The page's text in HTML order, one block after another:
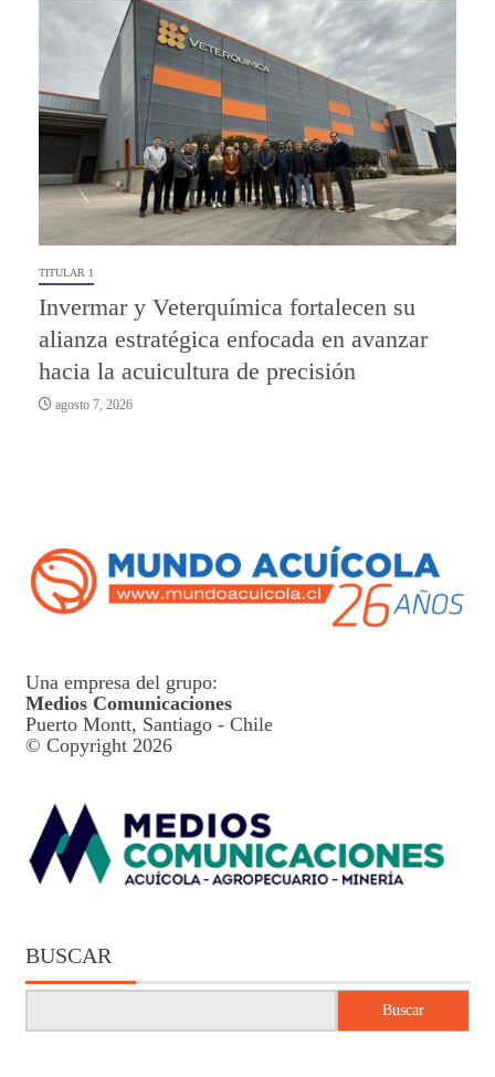
TITULAR 1
Invermar y Veterquímica fortalecen su
alianza estratégica enfocada en avanzar
hacia la acuicultura de precisión
agosto 7, 2026
Una empresa del grupo:
Medios Comunicaciones
Puerto Montt, Santiago - Chile
© Copyright 2026
BUSCAR
Buscar